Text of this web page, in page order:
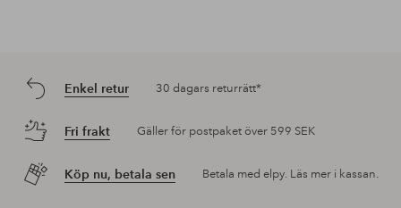
Enkel retur 30 dagars returrätt*
Fri frakt Gäller för postpaket över 599 SEK
Köp nu, betala sen Betala med elpy. Läs mer i kassan.